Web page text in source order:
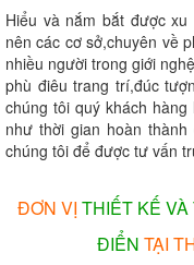
Hiểu và nắm bắt được
nên các cơ sở,chuyên về
nhiều người trong giới
phù điêu trang trí,đúc
chúng tôi quý khách
như thời gian hoàn
chúng tôi để được tư vấn
ĐƠN VỊ THIẾT KẾ
ĐIỂN TẠI